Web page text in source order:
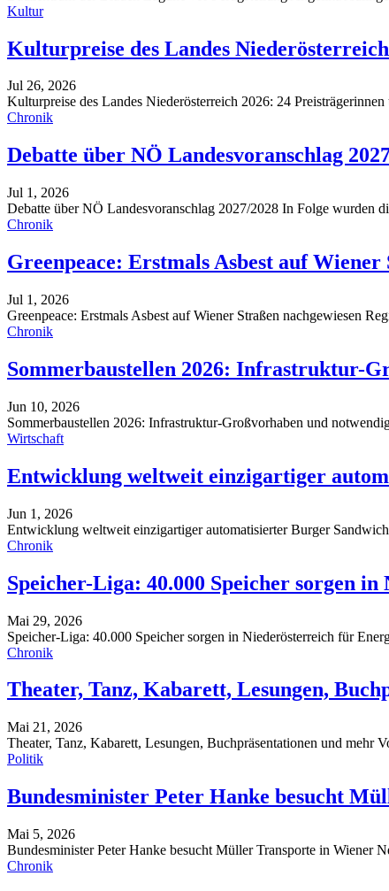
Kultur
Kulturpreise des Landes
Jul 26, 2026
Kulturpreise des Landes Niederösterreich 2026: 24
Chronik
Debatte über NÖ Landesvoranschlag
Jul 1, 2026
Debatte über NÖ Landesvoranschlag 2027/2028 In Folge wurden
Chronik
Greenpeace: Erstmals Asbest auf Wiener
Jul 1, 2026
Greenpeace: Erstmals Asbest auf Wiener Straßen nachgewiesen
Chronik
Sommerbaustellen 2026: Infrastruktur-
Jun 10, 2026
Sommerbaustellen 2026: Infrastruktur-Großvorhaben und
Wirtschaft
Entwicklung weltweit einzigartiger
Jun 1, 2026
Entwicklung weltweit einzigartiger automatisierter Burger
Chronik
Speicher-Liga: 40.000 Speicher sorgen
Mai 29, 2026
Speicher-Liga: 40.000 Speicher sorgen in Niederösterreich für
Chronik
Theater, Tanz, Kabarett, Lesungen,
Mai 21, 2026
Theater, Tanz, Kabarett, Lesungen, Buchpräsentationen und mehr
Politik
Bundesminister Peter Hanke besucht
Mai 5, 2026
Bundesminister Peter Hanke besucht Müller Transporte in Wiener
Chronik